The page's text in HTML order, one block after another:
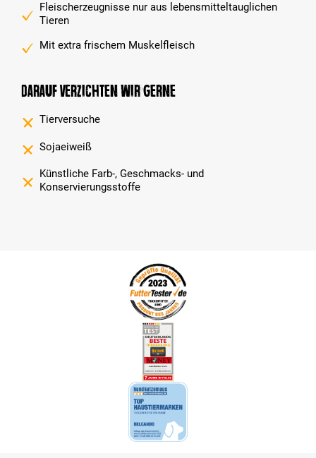
Fleischerzeugnisse nur aus lebensmitteltauglichen
Tieren
Mit extra frischem Muskelfleisch
Darauf verzichten wir gerne
Tierversuche
Sojaeiweiß
Künstliche Farb-, Geschmacks- und
Konservierungsstoffe